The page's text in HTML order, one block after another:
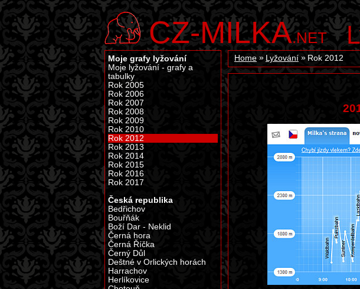
CZ-MILKA.NET
Home Lyžování Rok 2012
Moje grafy lyžování
Moje lyžování - grafy a
tabulky
Rok 2005
Rok 2006
Rok 2007
Rok 2008
Rok 2009
Rok 2010
Rok 2012
Rok 2013
Rok 2014
Rok 2015
Rok 2016
Rok 2017
Česká republika
Bedřichov
Bouřňák
Boží Dar - Neklid
Černá hora
Černá Říčka
Černý Důl
Deštné v Orlických horách
Harrachov
Herlíkovice